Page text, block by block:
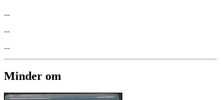
...
...
...
Minder om